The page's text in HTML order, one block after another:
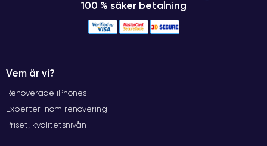
100 % säker betalning
Vem är vi?
Renoverade iPhones
Experter inom renovering
Priset, kvalitetsnivån